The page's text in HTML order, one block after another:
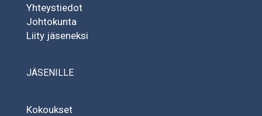
Yhteystiedot
Johtokunta
Liity jäseneksi
JÄSENILLE
Kokoukset